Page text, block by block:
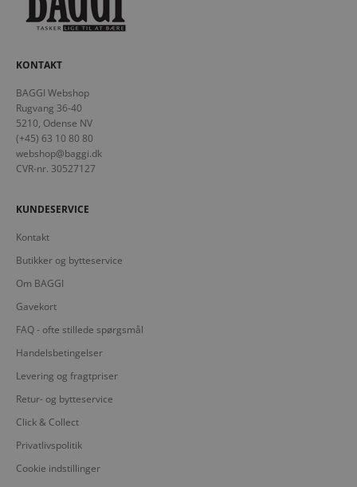
KONTAKT
BAGGI Webshop
Rugvang 36-40
5210, Odense NV
(+45) 63 10 80 80
webshop@baggi.dk
CVR-nr. 30527127
KUNDESERVICE
Kontakt
Butikker og bytteservice
Om BAGGI
Gavekort
FAQ - ofte stillede spørgsmål
Handelsbetingelser
Levering og fragtpriser
Retur- og bytteservice
Click & Collect
Privatlivspolitik
Cookie indstillinger